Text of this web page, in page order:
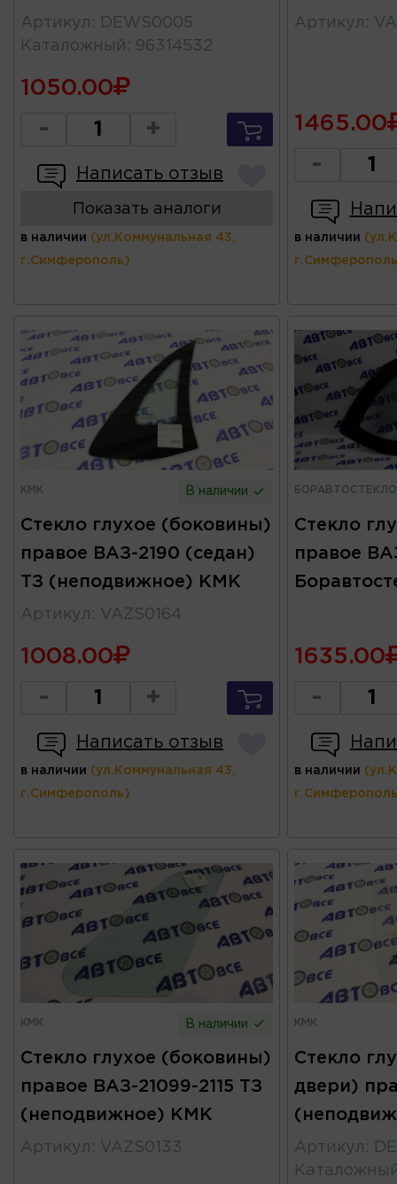
Артикул :
DEWS0005
Каталожный : 96314532
1050.00
- +
Написать отзыв
Показать аналоги
в наличии (ул.Коммунальная 43,
г.Симферополь)
Артикул :
1465.00
-
в наличии
КМК В наличии
Стекло глухое (боковины)
правое ВАЗ-2190 (седан)
ТЗ (неподвижное) КМК
Артикул : VAZS0164
1008.00
- +
Написать отзыв
в наличии (ул.Коммунальная 43,
г.Симферополь)
БОРАВТОСТЕКЛО
Стекло
правое
1635.00
-
в наличии
КМК В наличии
Стекло глухое (боковины)
правое ВАЗ-21099-2115 ТЗ
(неподвижное) КМК
Артикул : VAZS0133
КМК
Стекло
двери)
Артикул :